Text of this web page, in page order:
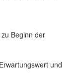
Beginn der
und